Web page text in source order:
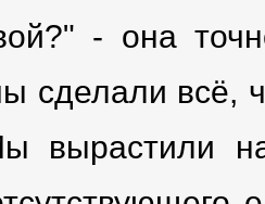
- она
сделали всё,
вырастили